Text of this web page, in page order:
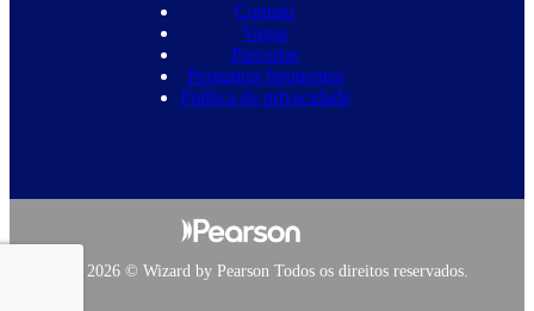
Contato
Vagas
Parcerias
Perguntas frequentes
Política de privacidade
Copyright 2026 © Wizard by Pearson Todos os direitos reservados.